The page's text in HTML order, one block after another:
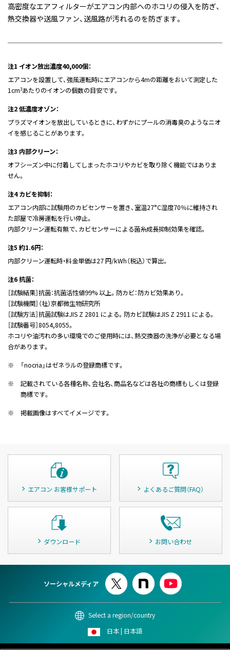
高密度なエアフィルターがエアコン内部へのホコリの侵入を防ぎ、
熱交換器や送風ファン、送風路が汚れるのを防ぎます。
注1 イオン放出濃度40,000個：
エアコンを設置して、強風運転時にエアコンから4mの距離をおいて測定した
1cm3あたりのイオンの個数の目安です。
注2 低濃度オゾン：
プラズマイオンを放出しているときに、わずかにプールの消毒臭のようなニオ
イを感じることがあります。
注3 内部クリーン：
オフシーズン中に付着してしまったホコリやカビを取り除く機能ではありま
せん。
注4 カビを抑制：
エアコン内部に試験用のカビセンサーを置き、室温27°C湿度70％に維持され
た部屋で冷房運転を行い停止。
内部クリーン運転有無で、カビセンサーによる菌糸成長抑制効果を確認。
注5 約1.6円：
内部クリーン運転時・料金単価は27 円/kWh（税込）で算出。
注6 抗菌：
［試験結果］抗菌：抗菌活性値99% 以上。防カビ：防カビ効果あり。
［試験機関］（社）京都微生物研究所
［試験方法］抗菌試験はJIS Z 2801 による。防カビ試験はJIS Z 2911 による。
［試験番号］8054,8055。
ホコリや油汚れの多い環境でのご使用時には、熱交換器の洗浄が必要となる場
合があります。
※
「nocria」はゼネラルの登録商標です。
※
記載されている各種名称、会社名、商品名などは各社の商標もしくは登録
商標です。
※
掲載画像はすべてイメージです。
エアコン お客様サポート よくあるご質問（FAQ）
ダウンロード お問い合わせ
ソーシャルメディア
Select a region/country
日本 | 日本語